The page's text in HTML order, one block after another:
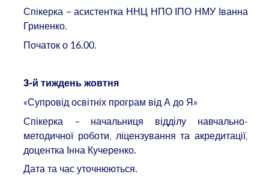
Спікерка – асистентка ННЦ НПО ІПО НМУ Іванна
Гриненко.
Початок о 16.00.
3-й тиждень жовтня
«Супровід освітніх програм від А до Я»
Спікерка – начальниця відділу навчально-
методичної роботи, ліцензування та акредитації,
доцентка Інна Кучеренко.
Дата та час уточнюються.